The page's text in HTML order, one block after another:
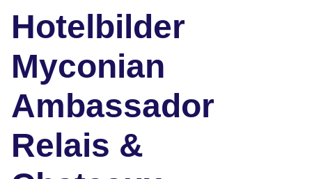
Hotelbilder
Myconian
Ambassador
Relais &